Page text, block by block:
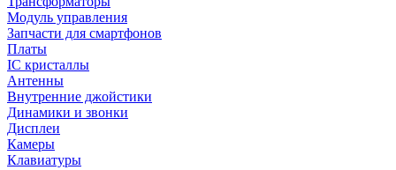
Модуль управления
Запчасти для смартфонов
Платы
IC кристаллы
Антенны
Внутренние джойстики
Динамики и звонки
Дисплеи
Камеры
Клавиатуры